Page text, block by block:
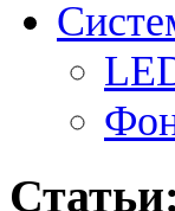
Статьи: